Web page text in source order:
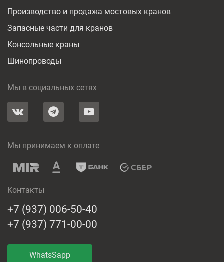
Производство и продажа мостовых кранов
Запасные части для кранов
Консольные краны
Шинопроводы
Мы в социальных сетях
Мы принимаем к оплате
Контакты
+7 (937) 006-50-40
+7 (937) 771-00-00
WhatsSapp